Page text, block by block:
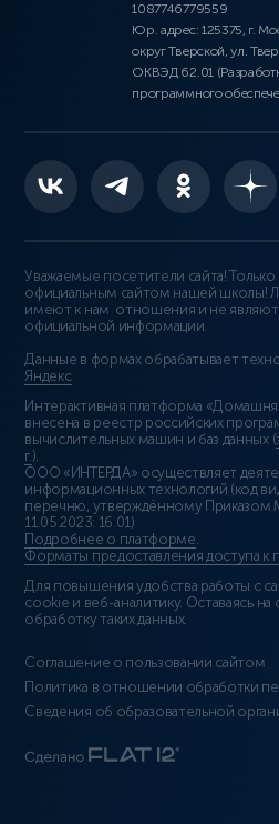
1087746779559
Юр. адрес: 125375, г.
округ Тверской, ул.
ОКВЭД 62.01
программного
Уважаемые посетители сайта!
официальным сайтом нашей школы!
имеют к нам отношения и не
официальной информации.
Данные в формах обрабатывает
Яндекс
Интерактивная платформа
внесена в реестр российских
вычислительных машин и баз данных (
г.).
ООО «ИНТЕРДА» осуществляет
информационных технологий (код
перечню, утверждённому
11.05.2023: 16.01)
Подробнее о платформе.
Форматы предоставления доступа к
Для повышения удобства работы с
cookie и веб-аналитику. Оставаясь на
обработку таких данных.
Соглашение о пользовании сайтом
Политика в отношении обработки
Сведения об образовательной